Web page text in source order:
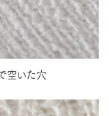
空いた穴